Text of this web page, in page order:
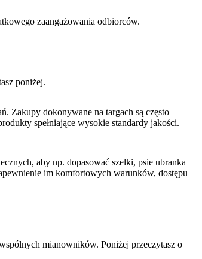
zaangażowania odbiorców.
poniżej.
Zakupy dokonywane na targach są często
spełniające wysokie standardy jakości.
aby np. dopasować szelki, psie ubranka
im komfortowych warunków, dostępu
mianowników. Poniżej przeczytasz o